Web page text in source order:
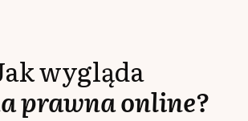
wygląda
prawna online?